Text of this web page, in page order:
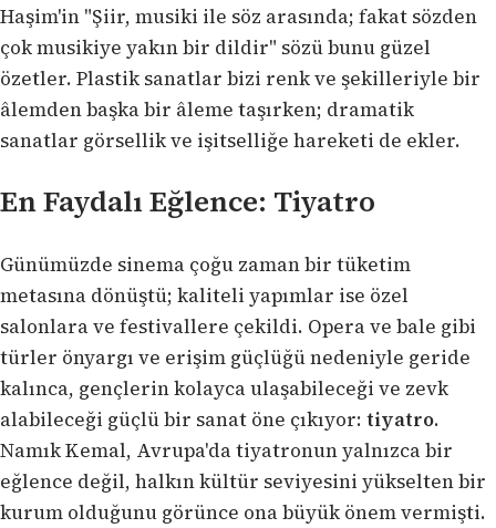
Haşim'in "Şiir, musiki ile söz arasında; fakat sözden
çok musikiye yakın bir dildir" sözü bunu güzel
özetler. Plastik sanatlar bizi renk ve şekilleriyle bir
âlemden başka bir âleme taşırken; dramatik
sanatlar görsellik ve işitselliğe hareketi de ekler.
En Faydalı Eğlence: Tiyatro
Günümüzde sinema çoğu zaman bir tüketim
metasına dönüştü; kaliteli yapımlar ise özel
salonlara ve festivallere çekildi. Opera ve bale gibi
türler önyargı ve erişim güçlüğü nedeniyle geride
kalınca, gençlerin kolayca ulaşabileceği ve zevk
alabileceği güçlü bir sanat öne çıkıyor: tiyatro.
Namık Kemal, Avrupa'da tiyatronun yalnızca bir
eğlence değil, halkın kültür seviyesini yükselten bir
kurum olduğunu görünce ona büyük önem vermişti.